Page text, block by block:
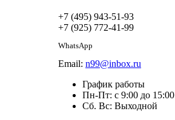
+7 (495) 943-51-93
+7 (925) 772-41-99
WhatsApp
Email: n99@inbox.ru
График работы
Пн-Пт: с 9:00 до 15:00
Сб. Вс: Выходной